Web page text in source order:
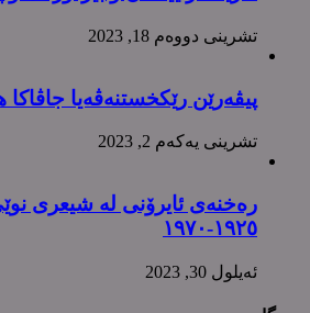
تشرینی دووه‌م 18, 2023
پیڤەرێن رێکخستنەڤەیا
تشرینی یه‌كه‌م 2, 2023
رەخنەی ئایرۆنی لە شیعری
١٩٢٥-١٩٧٠
ئه‌یلول 30, 2023